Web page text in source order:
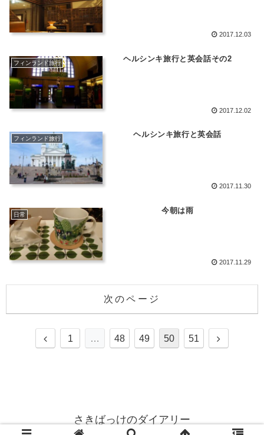
2017.12.03
フィンランド旅行 ヘルシンキ旅行と英会話その2
2017.12.02
フィンランド旅行 ヘルシンキ旅行と英会話
2017.11.30
日常 今朝は雨
2017.11.29
次のページ
1 … 48 49 50 51
さきばっけのダイアリー